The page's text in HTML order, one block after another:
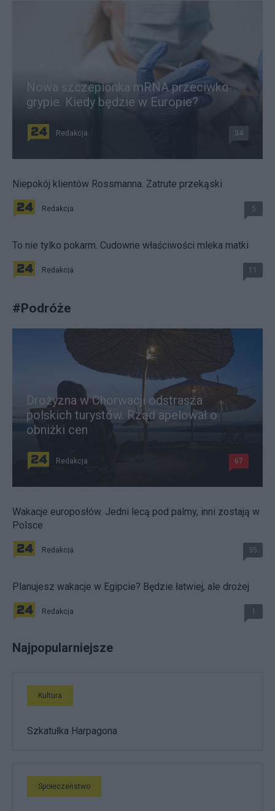
Nowa szczepionka mRNA przeciwko
grypie. Kiedy będzie w Europie?
Redakcja 34
Niepokój klientów Rossmanna. Zatrute przekąski
Redakcja 5
To nie tylko pokarm. Cudowne właściwości mleka matki
Redakcja 11
#Podróże
Drożyzna w Chorwacji odstrasza
polskich turystów. Rząd apelował o
obniżki cen
Redakcja 67
Wakacje europosłów. Jedni lecą pod palmy, inni zostają w
Polsce
Redakcja 35
Planujesz wakacje w Egipcie? Będzie łatwiej, ale drożej
Redakcja 1
Najpopularniejsze
Kultura
Szkatułka Harpagona
Społeczeństwo